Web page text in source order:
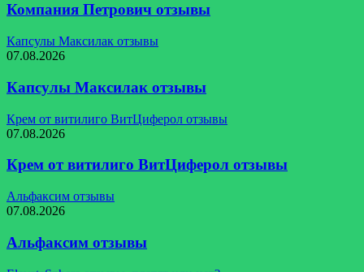
Компания Петрович отзывы
Капсулы Максилак отзывы
07.08.2026
Капсулы Максилак отзывы
Крем от витилиго ВитЦиферол отзывы
07.08.2026
Крем от витилиго ВитЦиферол отзывы
Альфаксим отзывы
07.08.2026
Альфаксим отзывы